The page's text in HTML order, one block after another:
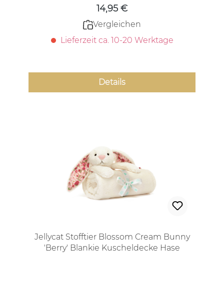
14,95 €
Vergleichen
Lieferzeit ca. 10-20 Werktage
Details
Jellycat Stofftier Blossom Cream Bunny
'Berry' Blankie Kuscheldecke Hase